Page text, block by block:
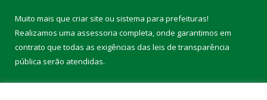
Muito mais que criar site ou sistema para prefeituras!
Realizamos uma assessoria completa, onde garantimos em
contrato que todas as exigências das leis de transparência
pública serão atendidas.